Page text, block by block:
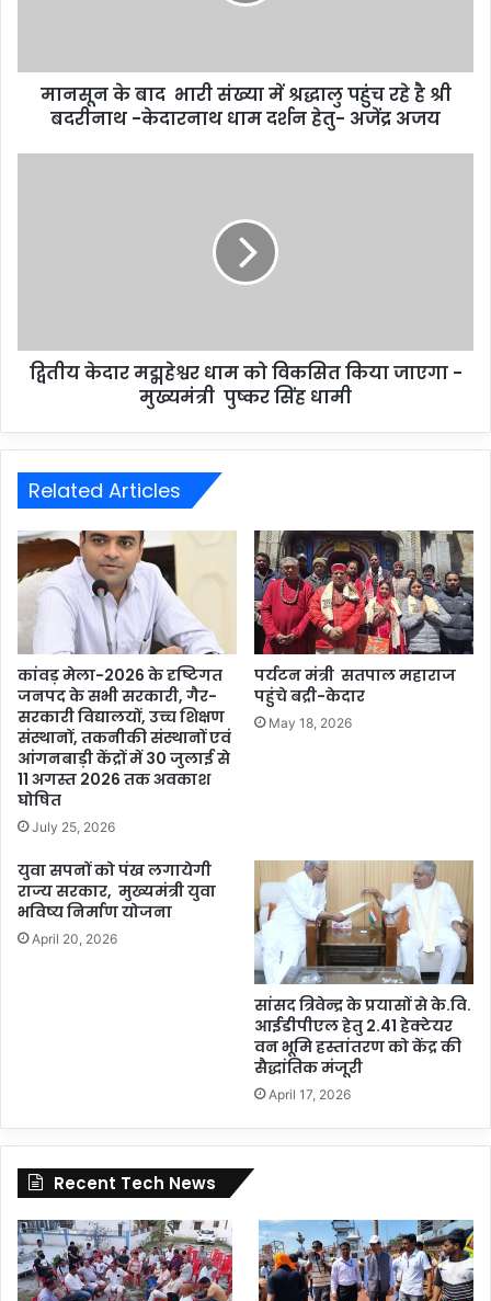
मानसून के बाद भारी संख्या में श्रद्धालु पहुंच रहे है श्री
बदरीनाथ -केदारनाथ धाम दर्शन हेतु- अजेंद्र अजय
द्वितीय केदार मद्महेश्वर धाम को विकसित किया जाएगा -
मुख्यमंत्री पुष्कर सिंह धामी
Related Articles
कांवड़ मेला-2026 के दृष्टिगत
जनपद के सभी सरकारी, गैर-
सरकारी विद्यालयों, उच्च शिक्षण
संस्थानों, तकनीकी संस्थानों एवं
आंगनबाड़ी केंद्रों में 30 जुलाई से
11 अगस्त 2026 तक अवकाश
घोषित
July 25, 2026
पर्यटन मंत्री सतपाल महाराज
पहुंचे बद्री-केदार
May 18, 2026
युवा सपनों को पंख लगायेगी
राज्य सरकार, मुख्यमंत्री युवा
भविष्य निर्माण योजना
April 20, 2026
सांसद त्रिवेन्द्र के प्रयासों से के.वि.
आईडीपीएल हेतु 2.41 हेक्टेयर
वन भूमि हस्तांतरण को केंद्र की
सैद्धांतिक मंजूरी
April 17, 2026
Recent Tech News